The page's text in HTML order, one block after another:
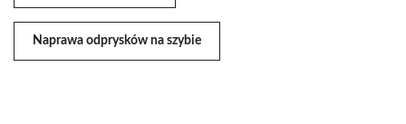
Naprawa odprysków na szybie